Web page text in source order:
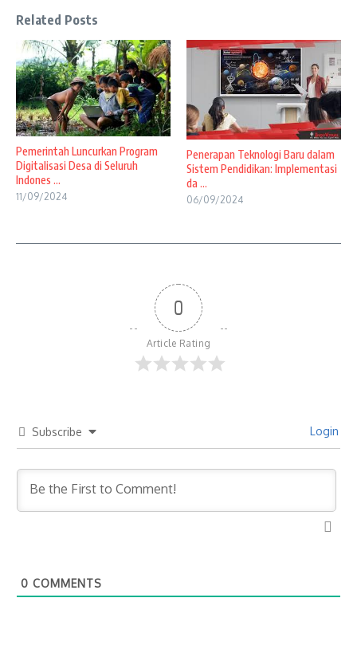
Related Posts
Pemerintah Luncurkan Program
Digitalisasi Desa di Seluruh
Indones ...
11/09/2024
Penerapan Teknologi Baru dalam
Sistem Pendidikan: Implementasi
da ...
06/09/2024
0
Article Rating
Subscribe Login
0 COMMENTS